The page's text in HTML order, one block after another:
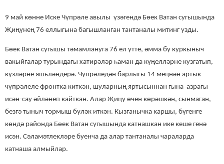
9 май көнне Иске Чүпрәле авылы үзәгендә Бөек Ватан сугышында
Җиңүнең 76 еллыгына багышланган тантаналы митинг узды.
Бөек Ватан сугышы тәмамлануга 76 ел үтте, әмма бу куркыныч
вакыйгалар турындагы хатирәләр һаман да күңелләрне кузгатып,
күзләрне яшьләндерә. Чүпрәледән барлыгы 14 меңнән артык
чүпрәлеле фронтка киткән, шуларның яртысыннан гына азрагы
исән-сау әйләнеп кайткан. Алар Җиңү өчен көрәшкән, сынмаган,
безгә тыныч тормыш бүләк иткән. Кызганычка каршы, бүгенге
көндә районда Бөек Ватан сугышында катнашкан ике кеше генә
исән. Сәламәтлекләре буенча да алар тантаналы чараларда
катнаша алмыйлар.